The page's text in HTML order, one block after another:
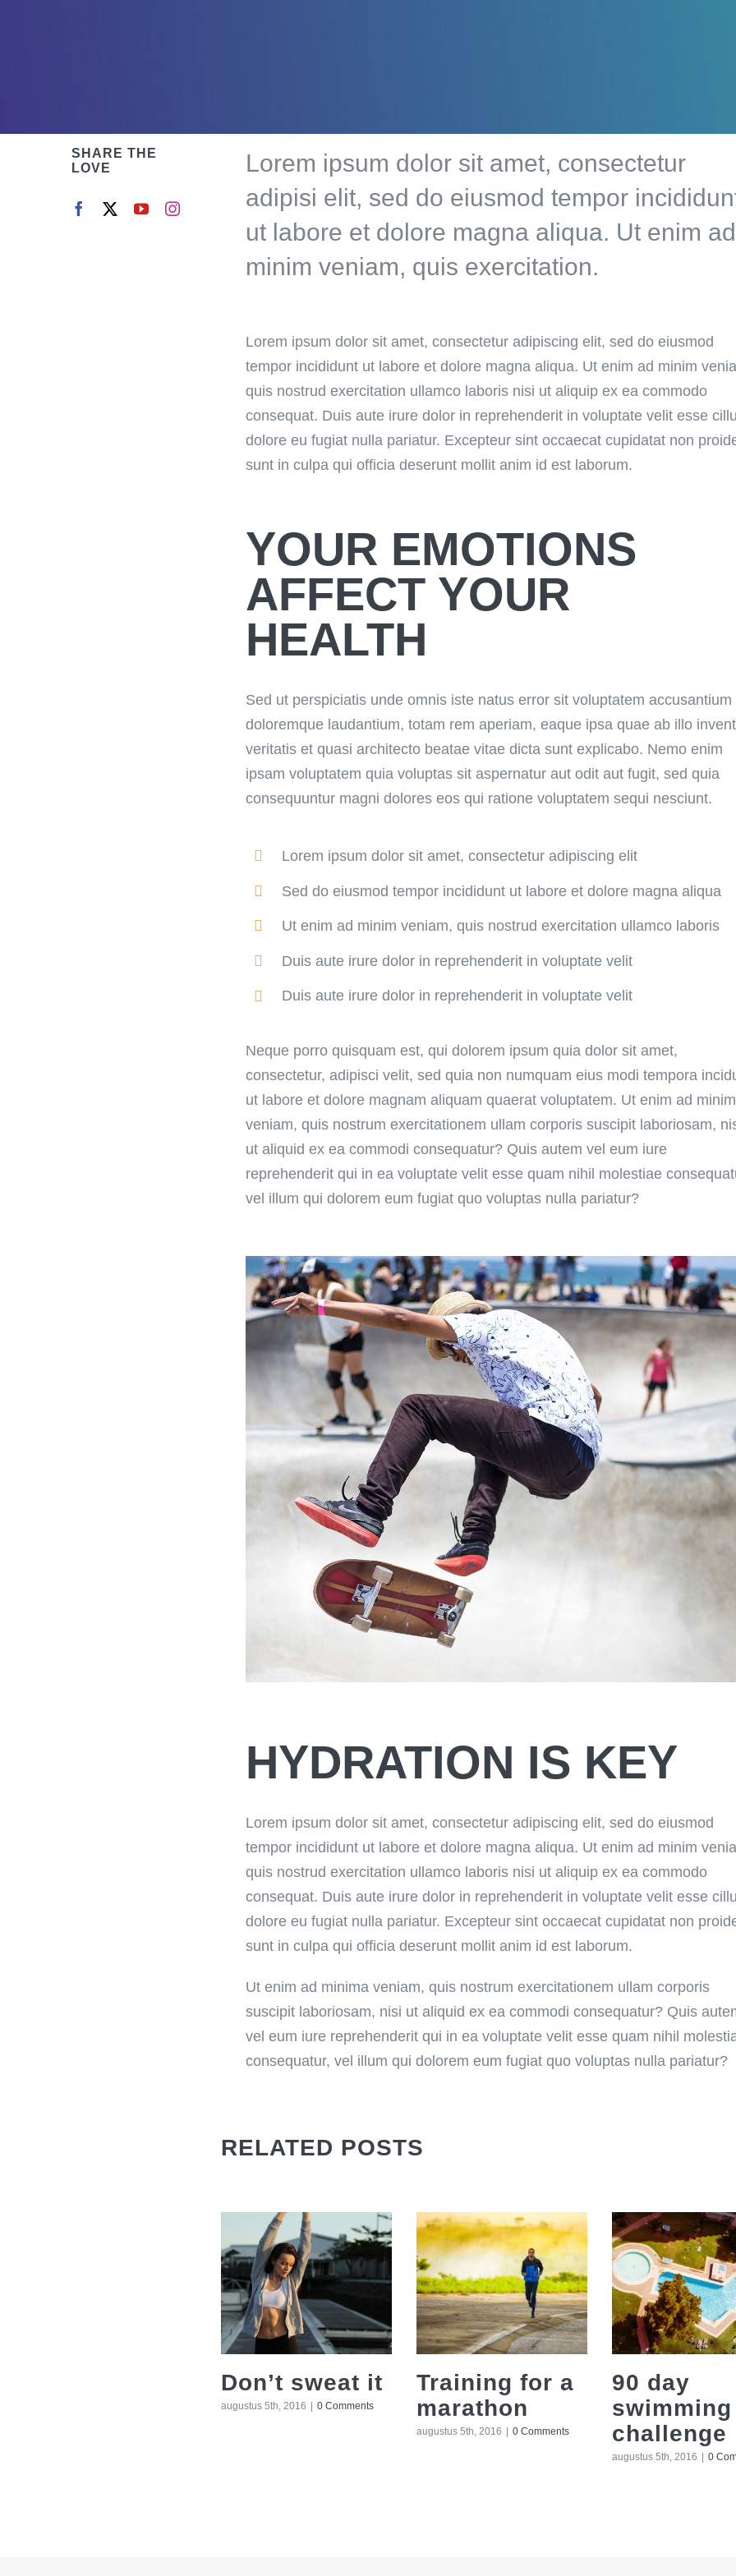
SHARE THE
LOVE
Lorem ipsum dolor sit amet, consectetur
adipisi elit, sed do eiusmod tempor
ut labore et dolore magna aliqua. Ut enim ad
minim veniam, quis exercitation.
Lorem ipsum dolor sit amet, consectetur adipiscing elit, sed do eiusmod
tempor incididunt ut labore et dolore magna aliqua. Ut enim ad minim
quis nostrud exercitation ullamco laboris nisi ut aliquip ex ea commodo
consequat. Duis aute irure dolor in reprehenderit in voluptate velit esse
dolore eu fugiat nulla pariatur. Excepteur sint occaecat cupidatat non
sunt in culpa qui officia deserunt mollit anim id est laborum.
YOUR EMOTIONS
AFFECT YOUR
HEALTH
Sed ut perspiciatis unde omnis iste natus error sit voluptatem accusantium
doloremque laudantium, totam rem aperiam, eaque ipsa quae ab illo
veritatis et quasi architecto beatae vitae dicta sunt explicabo. Nemo enim
ipsam voluptatem quia voluptas sit aspernatur aut odit aut fugit, sed quia
consequuntur magni dolores eos qui ratione voluptatem sequi nesciunt.
Lorem ipsum dolor sit amet, consectetur adipiscing elit
Sed do eiusmod tempor incididunt ut labore et dolore magna aliqua
Ut enim ad minim veniam, quis nostrud exercitation ullamco laboris
Duis aute irure dolor in reprehenderit in voluptate velit
Duis aute irure dolor in reprehenderit in voluptate velit
Neque porro quisquam est, qui dolorem ipsum quia dolor sit amet,
consectetur, adipisci velit, sed quia non numquam eius modi tempora
ut labore et dolore magnam aliquam quaerat voluptatem. Ut enim ad
veniam, quis nostrum exercitationem ullam corporis suscipit laboriosam,
ut aliquid ex ea commodi consequatur? Quis autem vel eum iure
reprehenderit qui in ea voluptate velit esse quam nihil molestiae
vel illum qui dolorem eum fugiat quo voluptas nulla pariatur?
HYDRATION IS KEY
Lorem ipsum dolor sit amet, consectetur adipiscing elit, sed do eiusmod
tempor incididunt ut labore et dolore magna aliqua. Ut enim ad minim
quis nostrud exercitation ullamco laboris nisi ut aliquip ex ea commodo
consequat. Duis aute irure dolor in reprehenderit in voluptate velit esse
dolore eu fugiat nulla pariatur. Excepteur sint occaecat cupidatat non
sunt in culpa qui officia deserunt mollit anim id est laborum.
Ut enim ad minima veniam, quis nostrum exercitationem ullam corporis
suscipit laboriosam, nisi ut aliquid ex ea commodi consequatur? Quis
vel eum iure reprehenderit qui in ea voluptate velit esse quam nihil
consequatur, vel illum qui dolorem eum fugiat quo voluptas nulla pariatur?
RELATED POSTS
Don’t sweat it
augustus 5th, 2016 | 0 Comments
Training for a
marathon
augustus 5th, 2016 | 0 Comments
90 day
swimming
challenge
augustus 5th, 2016 | 0